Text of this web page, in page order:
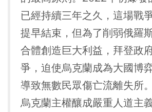
已經持續三年之久，這場戰
提早結束，但為了削弱俄羅
合體創造巨大利益，拜登政
爭，迫使烏克蘭成為大國博
導致無數民眾傷亡流離失所
烏克蘭主權釀成嚴重人道主